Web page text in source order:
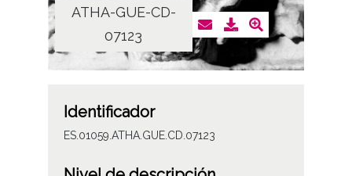
ATHA-GUE-CD-
07123
Identificador
ES.01059.ATHA.GUE.CD.07123